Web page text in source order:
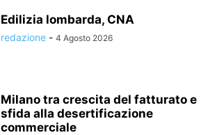
Edilizia lombarda, CNA
redazione - 4 Agosto 2026
Milano tra crescita del fatturato e
sfida alla desertificazione
commerciale